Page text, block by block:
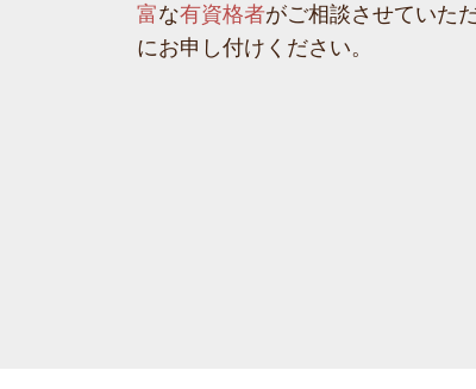
富な有資格者がご相談させていた
にお申し付けください。